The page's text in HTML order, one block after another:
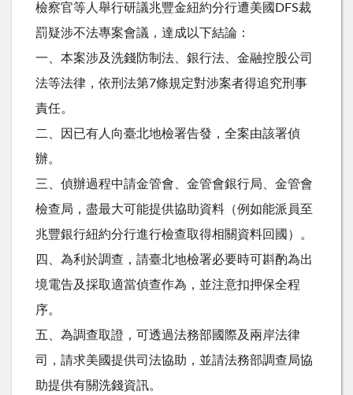
檢察官等人舉行研議兆豐金紐約分行遭美國DFS裁
罰疑涉不法專案會議，達成以下結論：
一、本案涉及洗錢防制法、銀行法、金融控股公司
法等法律，依刑法第7條規定對涉案者得追究刑事
責任。
二、因已有人向臺北地檢署告發，全案由該署偵
辦。
三、偵辦過程中請金管會、金管會銀行局、金管會
檢查局，盡最大可能提供協助資料（例如能派員至
兆豐銀行紐約分行進行檢查取得相關資料回國）。
四、為利於調查，請臺北地檢署必要時可斟酌為出
境電告及採取適當偵查作為，並注意扣押保全程
序。
五、為調查取證，可透過法務部國際及兩岸法律
司，請求美國提供司法協助，並請法務部調查局協
助提供有關洗錢資訊。